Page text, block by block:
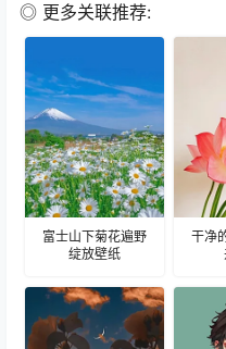
◎ 更多关联推荐:
富士山下菊花遍野
绽放壁纸
干净